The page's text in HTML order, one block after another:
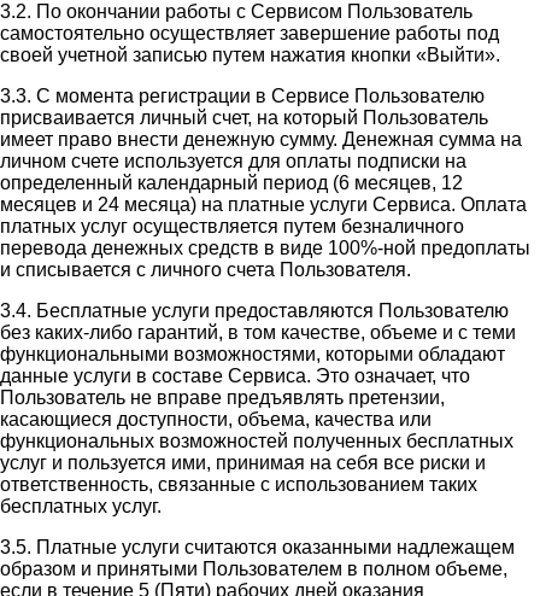
3.2. По окончании работы с Сервисом Пользователь
самостоятельно осуществляет завершение работы под
своей учетной записью путем нажатия кнопки «Выйти».
3.3. С момента регистрации в Сервисе Пользователю
присваивается личный счет, на который Пользователь
имеет право внести денежную сумму. Денежная сумма на
личном счете используется для оплаты подписки на
определенный календарный период (6 месяцев, 12
месяцев и 24 месяца) на платные услуги Сервиса. Оплата
платных услуг осуществляется путем безналичного
перевода денежных средств в виде 100%-ной предоплаты
и списывается с личного счета Пользователя.
3.4. Бесплатные услуги предоставляются Пользователю
без каких-либо гарантий, в том качестве, объеме и с теми
функциональными возможностями, которыми обладают
данные услуги в составе Сервиса. Это означает, что
Пользователь не вправе предъявлять претензии,
касающиеся доступности, объема, качества или
функциональных возможностей полученных бесплатных
услуг и пользуется ими, принимая на себя все риски и
ответственность, связанные с использованием таких
бесплатных услуг.
3.5. Платные услуги считаются оказанными надлежащем
образом и принятыми Пользователем в полном объеме,
если в течение 5 (Пяти) рабочих дней оказания